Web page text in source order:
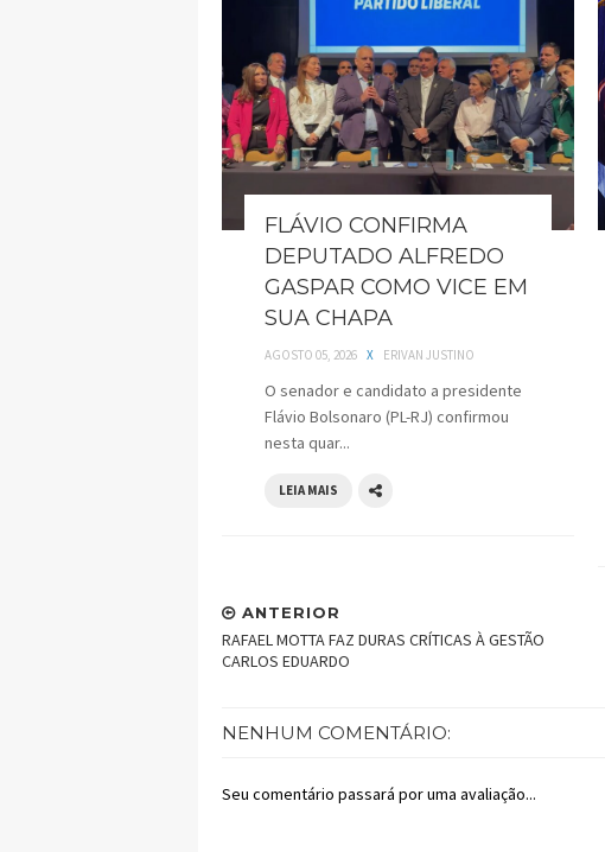
FLÁVIO CONFIRMA
DEPUTADO ALFREDO
GASPAR COMO VICE EM
SUA CHAPA
AGOSTO 05, 2026 X ERIVAN JUSTINO
O senador e candidato a presidente
Flávio Bolsonaro (PL-RJ) confirmou
nesta quar...
LEIA MAIS
ANTERIOR
RAFAEL MOTTA FAZ DURAS CRÍTICAS À GESTÃO
CARLOS EDUARDO
NENHUM COMENTÁRIO:
Seu comentário passará por uma avaliação...